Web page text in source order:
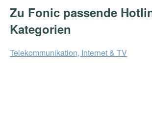
Zu Fonic passende
Kategorien
Telekommunikation, Internet & TV